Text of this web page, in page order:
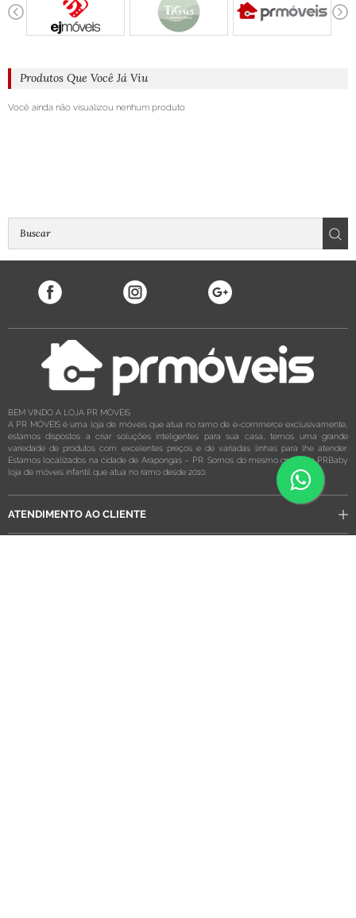
Produtos Que Você Já Viu
Você ainda não visualizou nenhum produto
BEM VINDO A LOJA PR MÓVEIS
A PR MÓVEIS é uma loja de móveis que atua no ramo de e-commerce exclusivamente,
estamos dispostos a criar soluções inteligentes para sua casa, temos uma grande
variedade de produtos com excelentes preços e de variadas linhas para lhe atender.
Estamos localizados na cidade de Arapongas – PR. Somos do mesmo grupo da PRBaby
loja de móveis infantil que atua no ramo desde 2010.
ATENDIMENTO AO CLIENTE